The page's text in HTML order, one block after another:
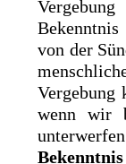
von der
Vergebung
wenn wir